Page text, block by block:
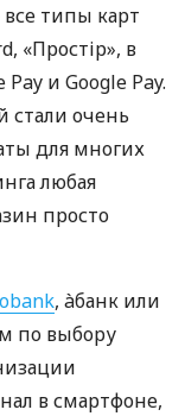
типы карт
«Простір», в
и Google Pay.
стали очень
для многих
любая
просто
, àбанк или
по выбору
в смартфоне,